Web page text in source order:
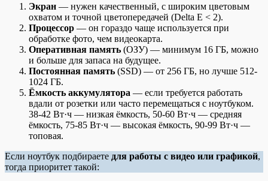
Экран — нужен качественный, с широким цветовым
охватом и точной цветопередачей (Delta E < 2).
Процессор — он гораздо чаще используется при
обработке фото, чем видеокарта.
Оперативная память (ОЗУ) — минимум 16 ГБ, можно
и больше для запаса на будущее.
Постоянная память (SSD) — от 256 ГБ, но лучше 512-
1024 ГБ.
Ёмкость аккумулятора — если требуется работать
вдали от розетки или часто перемещаться с ноутбуком.
38-42 Вт·ч — низкая ёмкость, 50-60 Вт·ч — средняя
ёмкость, 75-85 Вт·ч — высокая ёмкость, 90-99 Вт·ч —
топовая.
Если ноутбук подбираете для работы с видео или графикой,
тогда приоритет такой: